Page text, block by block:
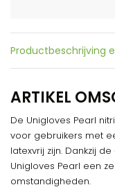
Productbeschrijving
ARTIKEL
De Unigloves Pearl
voor gebruikers met
latexvrij zijn. Dankzij
Unigloves Pearl een
omstandigheden.